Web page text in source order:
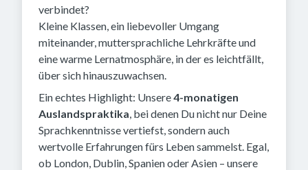
verbindet?
Kleine Klassen, ein liebevoller Umgang
miteinander, muttersprachliche Lehrkräfte und
eine warme Lernatmosphäre, in der es leichtfällt,
über sich hinauszuwachsen.
Ein echtes Highlight: Unsere4-monatigen
Auslandspraktika, bei denen Du nicht nur Deine
Sprachkenntnisse vertiefst, sondern auch
wertvolle Erfahrungen fürs Leben sammelst. Egal,
ob London, Dublin, Spanien oder Asien – unsere